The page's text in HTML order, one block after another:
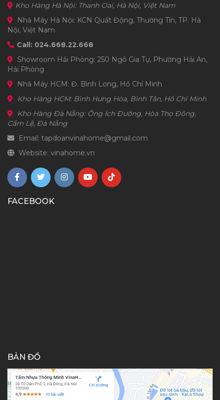
Kho Hàng Hà Nội: Thanh Oai, Hà Nội, Việt Nam
Nhà Máy Hà Nội: KCN Quất Động, Thường Tín, TP. Hà
Nội, Việt Nam
Call: 024.668.22.668
Showroom Hải Phòng: 250 Ngô Gia Tự, Phường Hải An,
Hải Phòng
Nhà Máy HCM: Đ. Bình Long, Hồ Chí Minh
Kho Hàng HCM: Bình Hưng Hòa, Bình Tân, Hồ Chí Minh
Kho Hàng Đà Nẵng: Ông Ích Đường, Hòa Thọ Đông,
Cẩm Lệ, Đà Nẵng
Email: tapdoanvinahome@gmail.com
Website: vinahome.vn
FACEBOOK
BẢN ĐỒ